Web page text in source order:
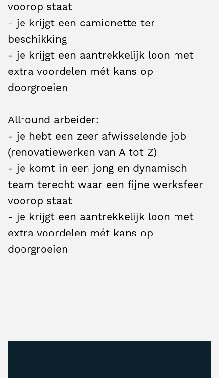
voorop staat
- je krijgt een camionette ter
beschikking
- je krijgt een aantrekkelijk loon met
extra voordelen mét kans op
doorgroeien
Allround arbeider:
- je hebt een zeer afwisselende job
(renovatiewerken van A tot Z)
- je komt in een jong en dynamisch
team terecht waar een fijne werksfeer
voorop staat
- je krijgt een aantrekkelijk loon met
extra voordelen mét kans op
doorgroeien